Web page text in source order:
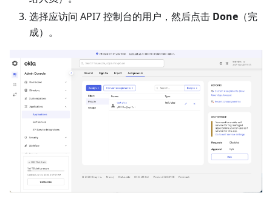
选择应访问 API7 控制台的用户，然后点击 Done （完
成）。